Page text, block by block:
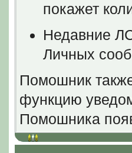
покажет
Недавние
Личных
Помошник
функцию
Помошника